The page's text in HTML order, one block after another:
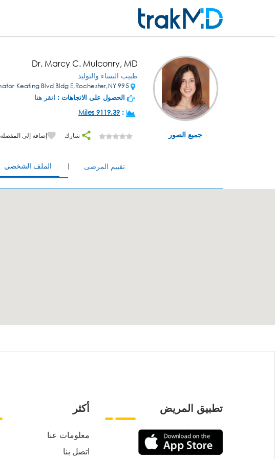
جميع الصور
Dr. Marcy C. Mulconry, MD
طبيب النساء والتوليد
الحصول على الاتجاهات : انقر هنا
:
9119.39 Miles
شارك إضافة إلى المفضلة
الملف الشخصي تقييم المرضى
أكثر
معلومات عنا
اتصل بنا
تطبيق المريض